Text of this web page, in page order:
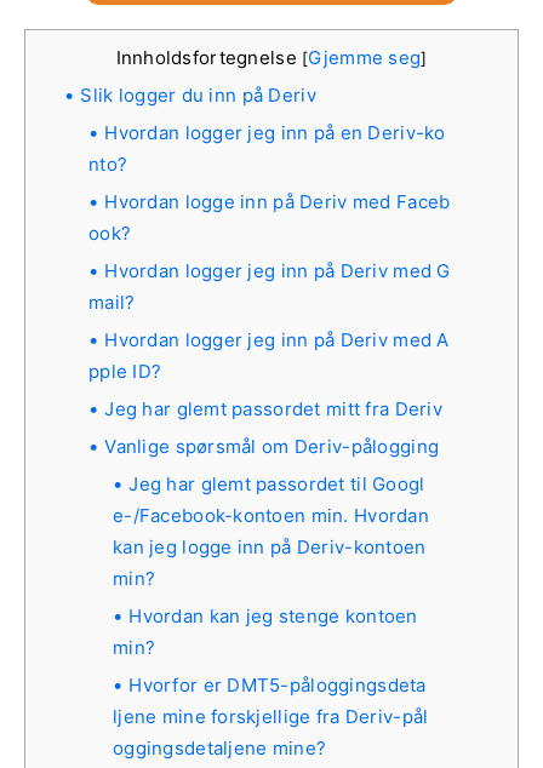
Innholdsfortegnelse [Gjemme seg]
Slik logger du inn på Deriv
Hvordan logger jeg inn på en Deriv-ko
nto?
Hvordan logge inn på Deriv med Faceb
ook?
Hvordan logger jeg inn på Deriv med G
mail?
Hvordan logger jeg inn på Deriv med A
pple ID?
Jeg har glemt passordet mitt fra Deriv
Vanlige spørsmål om Deriv-pålogging
Jeg har glemt passordet til Googl
e-/Facebook-kontoen min. Hvordan
kan jeg logge inn på Deriv-kontoen
min?
Hvordan kan jeg stenge kontoen
min?
Hvorfor er DMT5-påloggingsdeta
ljene mine forskjellige fra Deriv-pål
oggingsdetaljene mine?